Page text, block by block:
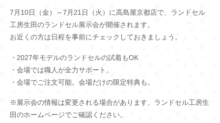
7月10日（金）～7月21日（火）に高島屋京都店で、ランドセル
工房生田のランドセル展示会が開催されます。
お近くの方は日程を事前にチェックしておきましょう。
・2027年モデルのランドセルの試着もOK
・会場では職人が全力サポート。
・会場でご注文可能。会場だけの限定特典も。
※展示会の情報は変更される場合があります、ランドセル工房生
田のホームページでご確認ください。